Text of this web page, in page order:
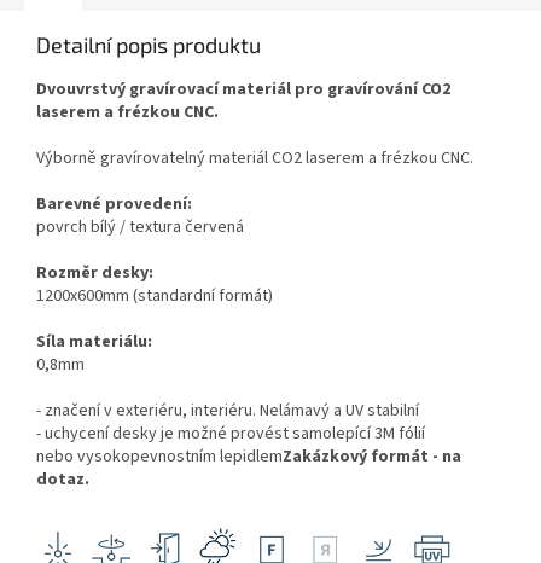
Detailní popis produktu
Dvouvrstvý gravírovací materiál pro gravírování CO2
laserem a frézkou CNC.
Výborně gravírovatelný materiál CO2 laserem a frézkou CNC.
Barevné provedení:
povrch bílý / textura červená
Rozměr desky:
1200x600mm (standardní formát)
Síla materiálu:
0,8mm
- značení v exteriéru, interiéru. Nelámavý a UV stabilní
- uchycení desky je možné provést samolepící 3M fólií
nebo vysokopevnostním lepidlemZakázkový formát - na
dotaz.